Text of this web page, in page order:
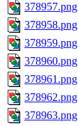
378957.png
378958.png
378959.png
378960.png
378961.png
378962.png
378963.png